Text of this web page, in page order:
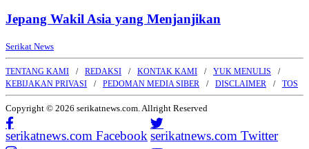
Jepang Wakil Asia yang Menjanjikan
Serikat News
TENTANG KAMI REDAKSI KONTAK KAMI
YUK MENULIS
KEBIJAKAN PRIVASI
PEDOMAN MEDIA SIBER DISCLAIMER TOS
Copyright © 2026 serikatnews.com. Allright Reserved
serikatnews.com Facebook serikatnews.com Twitter